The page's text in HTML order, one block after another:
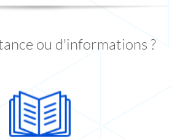
ou d'informations ?